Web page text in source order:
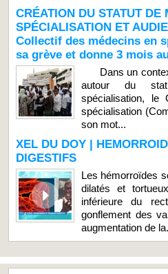
CRÉATION DU STATUT DE
SPÉCIALISATION ET
Collectif des médecins en
sa grève et donne 3 mois
Dans un
autour du
spécialisation, le
spécialisation
son mot...
XEL DU DOY |
DIGESTIFS
Les hémorroïdes
dilatés et
inférieure du
gonflement des
augmentation de